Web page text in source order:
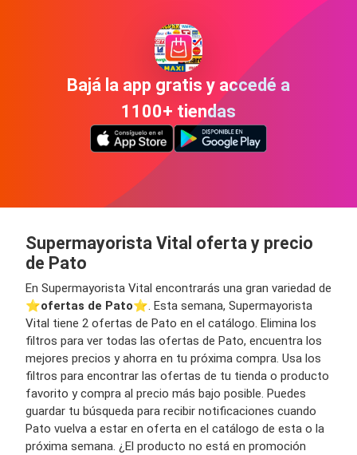
Bajá la app gratis y accedé a
1100+ tiendas
Supermayorista Vital oferta y precio
de Pato
En Supermayorista Vital encontrarás una gran variedad de
⭐️ofertas de Pato⭐️. Esta semana, Supermayorista
Vital tiene 2 ofertas de Pato en el catálogo. Elimina los
filtros para ver todas las ofertas de Pato, encuentra los
mejores precios y ahorra en tu próxima compra. Usa los
filtros para encontrar las ofertas de tu tienda o producto
favorito y compra al precio más bajo posible. Puedes
guardar tu búsqueda para recibir notificaciones cuando
Pato vuelva a estar en oferta en el catálogo de esta o la
próxima semana. ¿El producto no está en promoción